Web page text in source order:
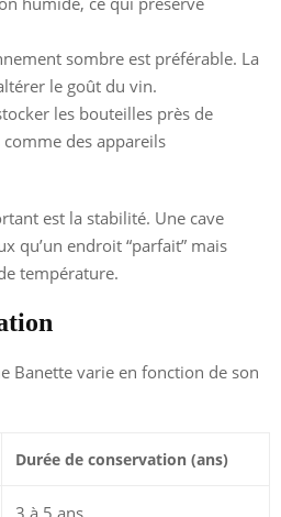
sombre est préférable. La
le goût du vin.
les bouteilles près de
des appareils
est la stabilité. Une cave
qu’un endroit “parfait” mais
température.
Banette varie en fonction de son
Durée de conservation (ans)